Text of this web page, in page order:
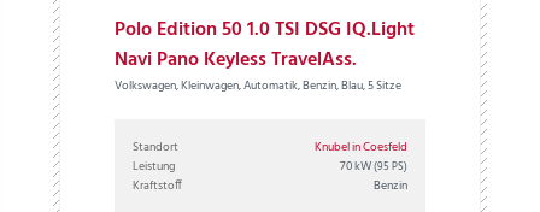
Polo Edition 50 1.0 TSI DSG IQ.Light
Navi Pano Keyless TravelAss.
Volkswagen, Kleinwagen, Automatik, Benzin, Blau, 5 Sitze
Standort
Knubel in Coesfeld
Leistung
70 kW(95 PS)
Kraftstoff Benzin